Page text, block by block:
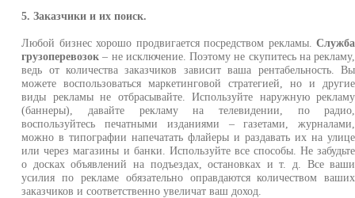
5. Заказчики и их поиск.
Любой бизнес хорошо продвигается посредством рекламы.Служба
грузоперевозок – не исключение. Поэтому не скупитесь на рекламу,
ведь от количества заказчиков зависит ваша рентабельность. Вы
можете воспользоваться маркетинговой стратегией, но и другие
виды рекламы не отбрасывайте. Используйте наружную рекламу
(баннеры), давайте рекламу на телевидении, по радио,
воспользуйтесь печатными изданиями – газетами, журналами,
можно в типографии напечатать флайеры и раздавать их на улице
или через магазины и банки. Используйте все способы. Не забудьте
о досках объявлений на подъездах, остановках и т. д. Все ваши
усилия по рекламе обязательно оправдаются количеством ваших
заказчиков и соответственно увеличат ваш доход.